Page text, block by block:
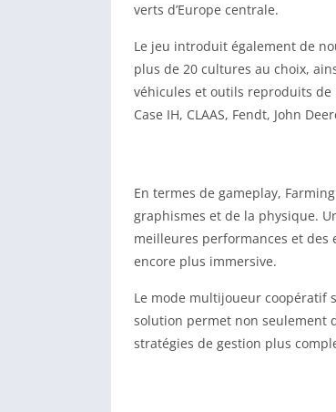
verts d’Europe centrale.
Le jeu introduit également de
plus de 20 cultures au choix,
véhicules et outils reproduits
Case IH, CLAAS, Fendt, John
En termes de gameplay,
graphismes et de la physique.
meilleures performances et des
encore plus immersive.
Le mode multijoueur coopératif
solution permet non seulement
stratégies de gestion plus